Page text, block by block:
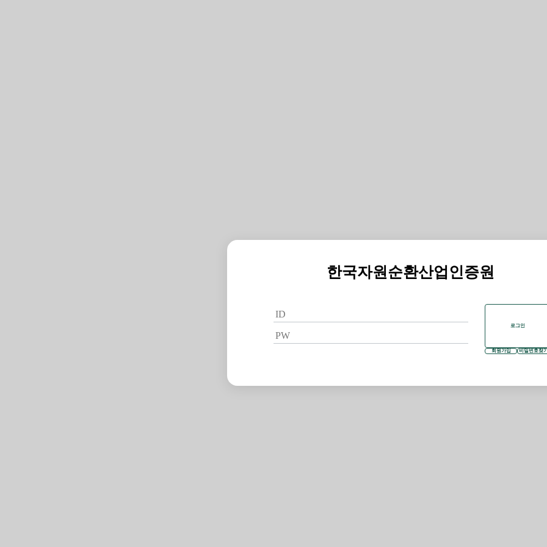
한국자원순환산업인증원
로그인
회원가입 비밀번호찾